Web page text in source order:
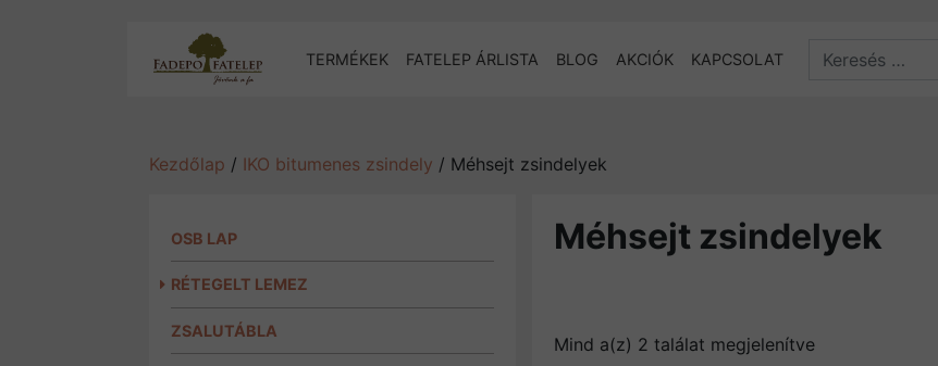
TERMÉKEK FATELEP ÁRLISTA BLOG AKCIÓK KAPCSOLAT Search
Kezdőlap / IKO bitumenes zsindely / Méhsejt zsindelyek
OSB LAP
RÉTEGELT LEMEZ
ZSALUTÁBLA
Méhsejt zsindelyek
Mind a(z) 2 találat megjelenítveSorted by latest